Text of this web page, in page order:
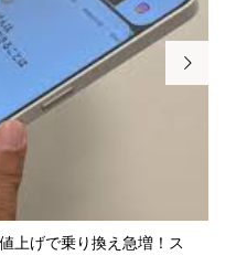
上げで乗り換え急増！ス
